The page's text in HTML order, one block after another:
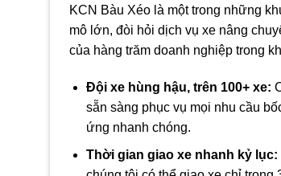
KCN Bàu Xéo là một trong những
mô lớn, đòi hỏi dịch vụ xe nâng
của hàng trăm doanh nghiệp trong
Đội xe hùng hậu, trên 100+ xe:
sẵn sàng phục vụ mọi nhu cầu
ứng nhanh chóng.
Thời gian giao xe nhanh kỷ lục: